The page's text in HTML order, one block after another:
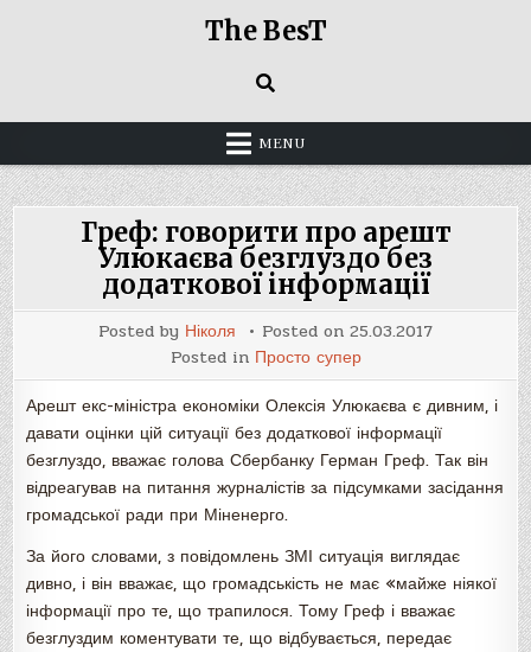
The BesT
MENU
Греф: говорити про арешт
Улюкаєва безглуздо без
додаткової інформації
Posted by Ніколя Posted on 25.03.2017
Posted in Просто супер
Арешт екс-міністра економіки Олексія Улюкаєва є дивним, і
давати оцінки цій ситуації без додаткової інформації
безглуздо, вважає голова Сбербанку Герман Греф. Так він
відреагував на питання журналістів за підсумками засідання
громадської ради при Міненерго.
За його словами, з повідомлень ЗМІ ситуація виглядає
дивно, і він вважає, що громадськість не має «майже ніякої
інформації про те, що трапилося. Тому Греф і вважає
безглуздим коментувати те, що відбувається, передає